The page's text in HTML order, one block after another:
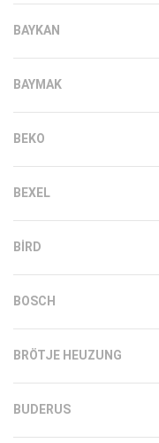
BAYKAN
BAYMAK
BEKO
BEXEL
BIRD
BOSCH
BRÖTJE HEUZUNG
BUDERUS